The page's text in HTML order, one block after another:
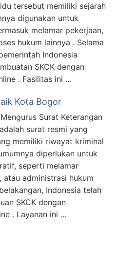
tersebut memiliki sejarah
digunakan untuk
melamar pekerjaan,
hukum lainnya . Selama
Indonesia
SKCK dengan
. Fasilitas ini …
Kota Bogor
Surat Keterangan
surat resmi yang
memiliki riwayat kriminal
diperlukan untuk
seperti melamar
atau administrasi hukum
Indonesia telah
SKCK dengan
. Layanan ini …